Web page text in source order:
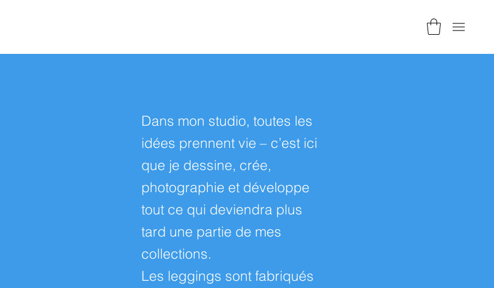
Dans mon studio, toutes les
idées prennent vie – c’est ici
que je dessine, crée,
photographie et développe
tout ce qui deviendra plus
tard une partie de mes
collections.
Les leggings sont fabriqués